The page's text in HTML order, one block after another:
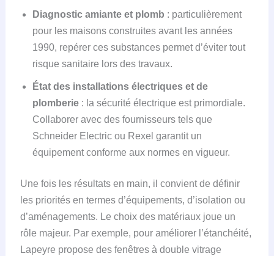
Diagnostic amiante et plomb : particulièrement
pour les maisons construites avant les années
1990, repérer ces substances permet d’éviter tout
risque sanitaire lors des travaux.
État des installations électriques et de
plomberie: la sécurité électrique est primordiale.
Collaborer avec des fournisseurs tels que
Schneider Electric ou Rexel garantit un
équipement conforme aux normes en vigueur.
Une fois les résultats en main, il convient de définir
les priorités en termes d’équipements, d’isolation ou
d’aménagements. Le choix des matériaux joue un
rôle majeur. Par exemple, pour améliorer l’étanchéité,
Lapeyre propose des fenêtres à double vitrage